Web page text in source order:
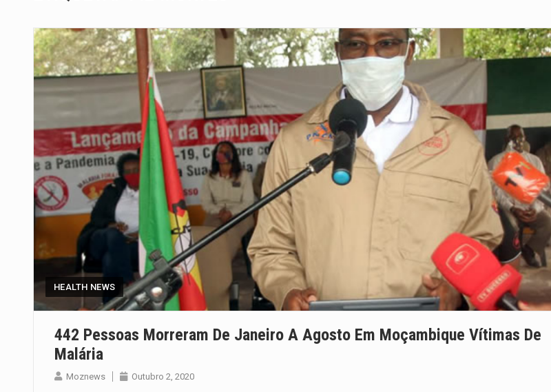
Um dos casos mais graves envolveu a residência de Sam…
A cidade de Bunia, capital da província de Ituri, tornou-se…
O pagamento marca o desfecho de um dos processos mais…
O programa, cuja implementação está prevista entre abril de 2026…
A nova legislação estabelece um prazo de 180 dias para…
O Departamento de Estado norte-americano confirmou que cidadãos dos Estados…
A final coloca frente a frente duas equipas que chegaram…
HEALTH NEWS
442 Pessoas Morreram De Janeiro A Agosto Em Moçambique Vítimas De
Malária
Moznews Outubro 2, 2020